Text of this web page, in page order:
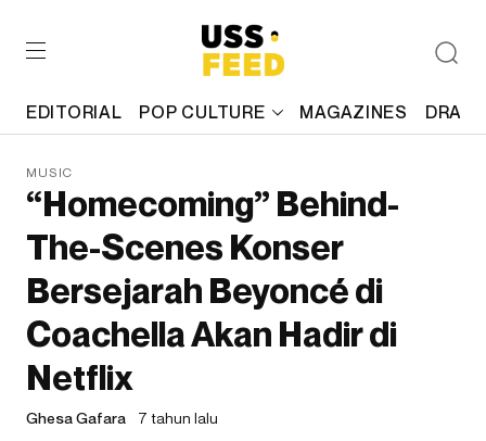
EDITORIAL POP CULTURE MAGAZINES
MUSIC
“Homecoming” Behind-
The-Scenes Konser
Bersejarah Beyoncé di
Coachella Akan Hadir di
Netflix
Ghesa Gafara 7 tahun lalu